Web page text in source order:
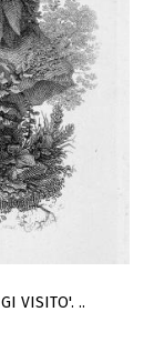
VISITO'. ..